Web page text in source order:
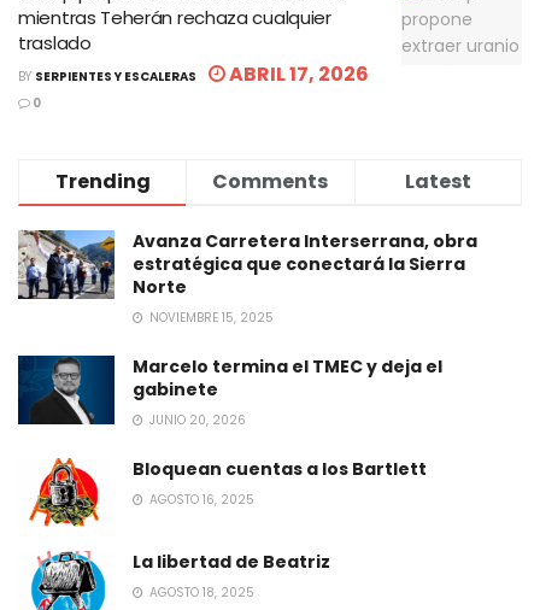
mientras Teherán rechaza cualquier
traslado
BY SERPIENTES Y ESCALERAS ABRIL 17, 2026
0
Trending Comments Latest
Avanza Carretera Interserrana, obra
estratégica que conectará la Sierra
Norte
NOVIEMBRE 15, 2025
Marcelo termina el TMEC y deja el
gabinete
JUNIO 20, 2026
Bloquean cuentas a los Bartlett
AGOSTO 16, 2025
La libertad de Beatriz
AGOSTO 18, 2025